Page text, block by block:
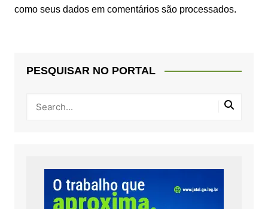
como seus dados em comentários são processados.
PESQUISAR NO PORTAL